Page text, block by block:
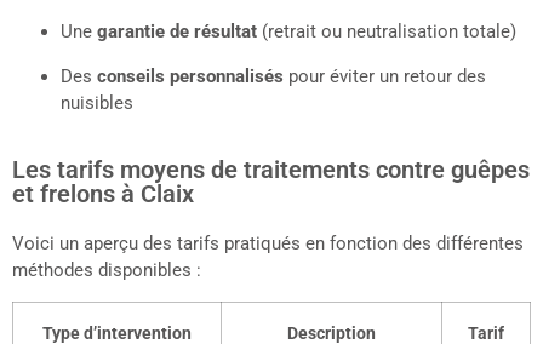
Une garantie de résultat (retrait ou neutralisation totale)
Des conseils personnalisés pour éviter un retour des
nuisibles
Les tarifs moyens de traitements contre guêpes
et frelons à Claix
Voici un aperçu des tarifs pratiqués en fonction des différentes
méthodes disponibles :
Type d’intervention Description
Tarif